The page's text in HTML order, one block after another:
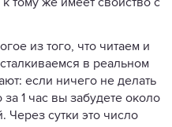
тому же имеет свойство с
из того, что читаем и
в реальном
если ничего не делать
1 час вы забудете около
сутки это число